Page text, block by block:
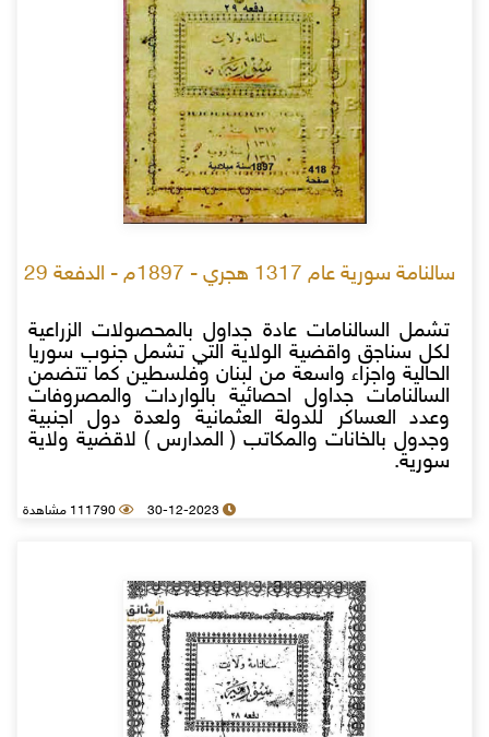
سالنامة سورية عام 1317 هجري - 1897م - الدفعة 29
تشمل السالنامات عادة جداول بالمحصولات الزراعية
لكل سناجق واقضية الولاية التي تشمل جنوب سوريا
الحالية واجزاء واسعة من لبنان وفلسطين كما تتضمن
السالنامات جداول احصائية بالواردات والمصروفات
وعدد العساكر للدولة العثمانية ولعدة دول اجنبية
وجدول بالخانات والمكاتب ( المدارس ) لاقضية ولاية
سورية.
30-12-2023 111790 مشاهدة